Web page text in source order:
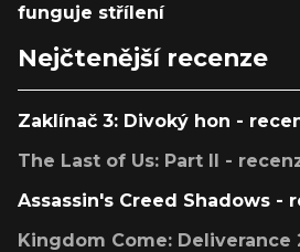
funguje střílení
Nejčtenější recenze
Zaklínač 3: Divoký hon -
The Last of Us: Part II -
Assassin's Creed Shadows -
Kingdom Come: Deliverance